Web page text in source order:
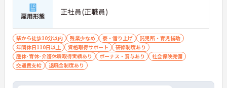
雇用形態 正社員(正職員)
駅から徒歩10分以内 残業少なめ 寮・借り上げ
託児所・育児補助
年間休日110日以上
資格取得サポート
研修制度あり
産休･育休･介護休暇取得実績あり
ボーナス・賞与あり
社会保険完備
交通費支給
退職金制度あり